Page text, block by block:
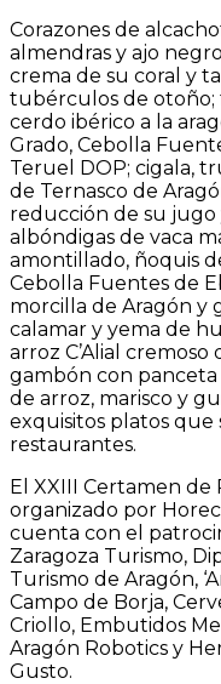
Corazones de
almendras y ajo
crema de su coral y
tubérculos de otoño;
cerdo ibérico a la
Grado, Cebolla
Teruel DOP; cigala,
de Ternasco de
reducción de su jugo
albóndigas de vaca
amontillado, ñoquis
Cebolla Fuentes de
morcilla de Aragón y
calamar y yema de
arroz C’Alial cremoso
gambón con panceta
de arroz, marisco y
exquisitos platos que
restaurantes.
El XXIII Certamen de
organizado por
cuenta con el
Zaragoza Turismo,
Turismo de Aragón,
Campo de Borja,
Criollo, Embutidos
Aragón Robotics y
Gusto.